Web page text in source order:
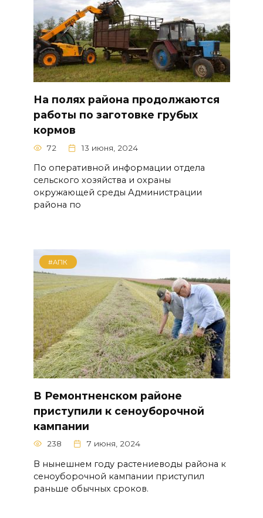
На полях района продолжаются
работы по заготовке грубых
кормов
72 13 июня, 2024
По оперативной информации отдела
сельского хозяйства и охраны
окружающей среды Администрации
района по
#АПК
В Ремонтненском районе
приступили к сеноуборочной
кампании
238 7 июня, 2024
В нынешнем году растениеводы района к
сеноуборочной кампании приступил
раньше обычных сроков.